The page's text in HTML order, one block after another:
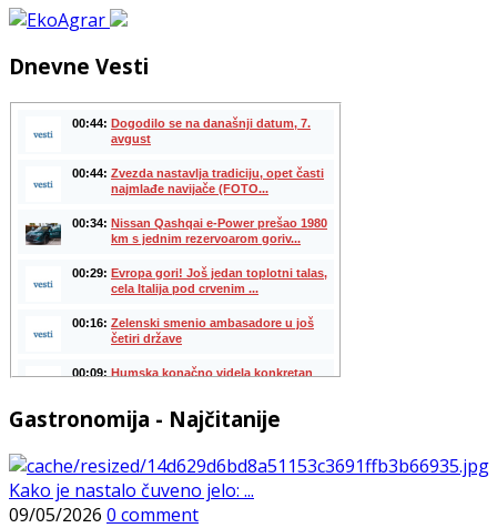
Dnevne Vesti
Gastronomija - Najčitanije
Kako je nastalo čuveno jelo: ...
09/05/2026 0 comment